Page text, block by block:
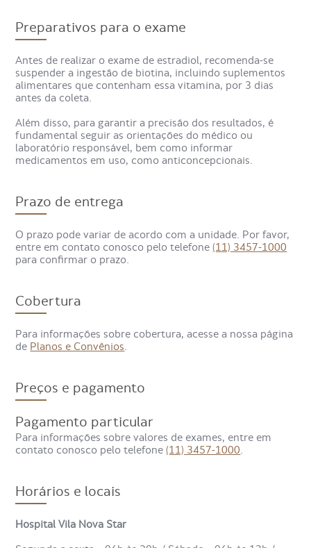
estradiol?
O exame de estradiol é realizado por meio da coleta de
sangue, que é enviada ao laboratório para análise. Os
resultados ficam prontos em alguns dias e devem ser
causa pouco desconforto.
Para que serve o exame de
finalidades, como:
examinar a função ovariana;
identificar problemas de fertilidade em homens e
mulheres;
diagnosticar desequilíbrios hormonais;
Em resumo, o exame de estradiol é importante para
avaliar a saúde reprodutiva e hormonal em diferentes
fases da vida.
Quais são os sintomas que
indicam a necessidade de um
exame de estradiol?
Preparativos para o exame
Antes de realizar o exame de estradiol, recomenda-se
suspender a ingestão de biotina, incluindo suplementos
alimentares que contenham essa vitamina, por 3 dias
antes da coleta.
Além disso, para garantir a precisão dos resultados, é
fundamental seguir as orientações do médico ou
laboratório responsável, bem como informar
medicamentos em uso, como anticoncepcionais.
Prazo de entrega
O prazo pode variar de acordo com a unidade. Por favor,
entre em contato conosco pelo telefone(11) 3457-1000
para confirmar o prazo.
Cobertura
Para informações sobre cobertura, acesse a nossa página
de Planos e Convênios
Preços e pagamento
Pagamento particular
Para informações sobre valores de exames, entre em
contato conosco pelo telefone(11) 3457-1000
Horários e locais
Hospital Vila Nova Star